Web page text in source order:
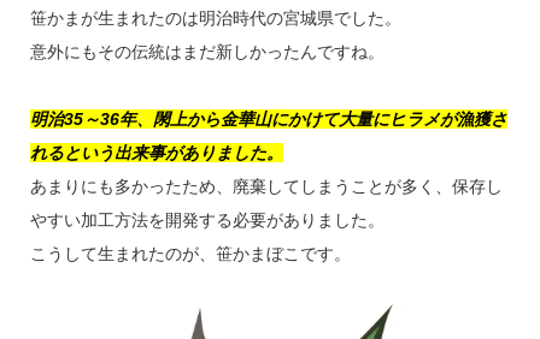
笹かまが生まれたのは明治時代の宮城県でした。
意外にもその伝統はまだ新しかったんですね。
明治35～36年、閖上から金華山にかけて大量にヒラメが漁獲さ
れるという出来事がありました。
あまりにも多かったため、廃棄してしまうことが多く、保存し
やすい加工方法を開発する必要がありました。
こうして生まれたのが、笹かまぼこです。